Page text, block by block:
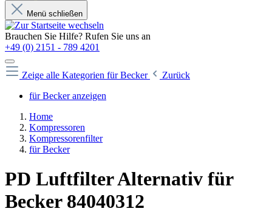
Menü schließen
Brauchen Sie Hilfe? Rufen Sie uns an
+49 (0) 2151 - 789 4201
Zeige alle Kategorien für Becker
Zurück
für Becker anzeigen
Home
Kompressoren
Kompressorenfilter
für Becker
PD Luftfilter Alternativ für
Becker 84040312